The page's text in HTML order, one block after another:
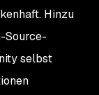
Hinzu
Source-
selbst